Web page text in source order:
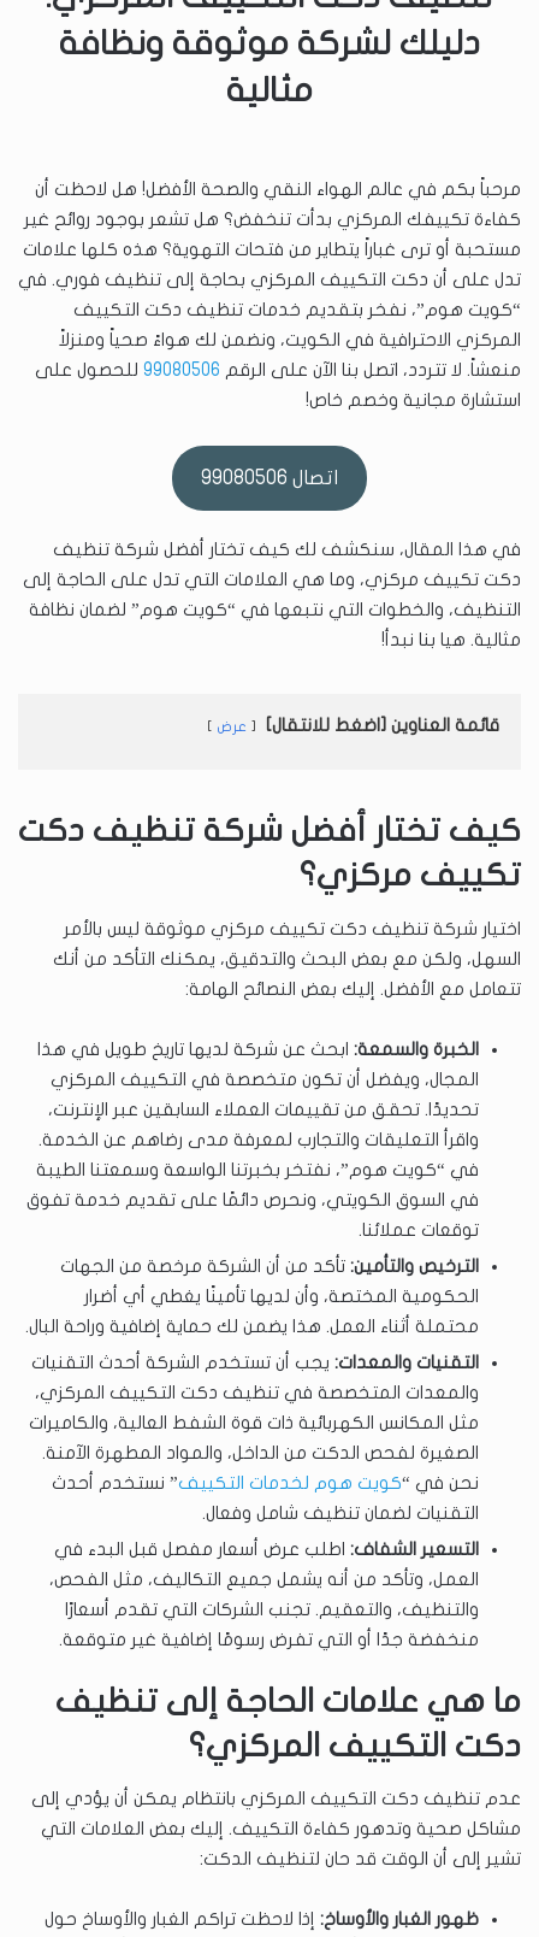
دليلك لشركة موثوقة ونظافة
مثالية
مرحباً بكم في عالم الهواء النقي والصحة الأفضل! هل لاحظت أن
كفاءة تكييفك المركزي بدأت تنخفض؟ هل تشعر بوجود روائح غير
مستحبة أو ترى غباراً يتطاير من فتحات التهوية؟ هذه كلها علامات
تدل على أن دكت التكييف المركزي بحاجة إلى تنظيف فوري. في
“كويت هوم”، نفخر بتقديم خدمات تنظيف دكت التكييف
المركزي الاحترافية في الكويت، ونضمن لك هواءً صحياً ومنزلاً
منعشاً. لا تتردد، اتصل بنا الآن على الرقم 99080506 للحصول على
استشارة مجانية وخصم خاص!
اتصال 99080506
في هذا المقال، سنكشف لك كيف تختار أفضل شركة تنظيف
دكت تكييف مركزي، وما هي العلامات التي تدل على الحاجة إلى
التنظيف، والخطوات التي نتبعها في “كويت هوم” لضمان نظافة
مثالية. هيا بنا نبدأ!
قائمة العناوين [اضغط للانتقال] عرض
كيف تختار أفضل شركة تنظيف دكت
تكييف مركزي؟
اختيار شركة تنظيف دكت تكييف مركزي موثوقة ليس بالأمر
السهل، ولكن مع بعض البحث والتدقيق، يمكنك التأكد من أنك
تتعامل مع الأفضل. إليك بعض النصائح الهامة:
الخبرة والسمعة: ابحث عن شركة لديها تاريخ طويل في هذا
المجال، ويفضل أن تكون متخصصة في التكييف المركزي
تحديدًا. تحقق من تقييمات العملاء السابقين عبر الإنترنت،
واقرأ التعليقات والتجارب لمعرفة مدى رضاهم عن الخدمة.
في “كويت هوم”، نفتخر بخبرتنا الواسعة وسمعتنا الطيبة
في السوق الكويتي، ونحرص دائمًا على تقديم خدمة تفوق
توقعات عملائنا.
الترخيص والتأمين: تأكد من أن الشركة مرخصة من الجهات
الحكومية المختصة، وأن لديها تأمينًا يغطي أي أضرار
محتملة أثناء العمل. هذا يضمن لك حماية إضافية وراحة البال.
التقنيات والمعدات: يجب أن تستخدم الشركة أحدث التقنيات
والمعدات المتخصصة في تنظيف دكت التكييف المركزي،
مثل المكانس الكهربائية ذات قوة الشفط العالية، والكاميرات
الصغيرة لفحص الدكت من الداخل، والمواد المطهرة الآمنة.
نحن في “كويت هوم لخدمات التكييف” نستخدم أحدث
التقنيات لضمان تنظيف شامل وفعال.
التسعير الشفاف: اطلب عرض أسعار مفصل قبل البدء في
العمل، وتأكد من أنه يشمل جميع التكاليف، مثل الفحص،
والتنظيف، والتعقيم. تجنب الشركات التي تقدم أسعارًا
منخفضة جدًا أو التي تفرض رسومًا إضافية غير متوقعة.
ما هي علامات الحاجة إلى تنظيف
دكت التكييف المركزي؟
عدم تنظيف دكت التكييف المركزي بانتظام يمكن أن يؤدي إلى
مشاكل صحية وتدهور كفاءة التكييف. إليك بعض العلامات التي
تشير إلى أن الوقت قد حان لتنظيف الدكت:
ظهور الغبار والأوساخ: إذا لاحظت تراكم الغبار والأوساخ حول